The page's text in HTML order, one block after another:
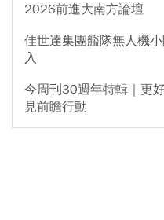
2026前進大南方論壇
佳世達集團艦隊無人機
入
今周刊30週年特輯｜更
見前瞻行動